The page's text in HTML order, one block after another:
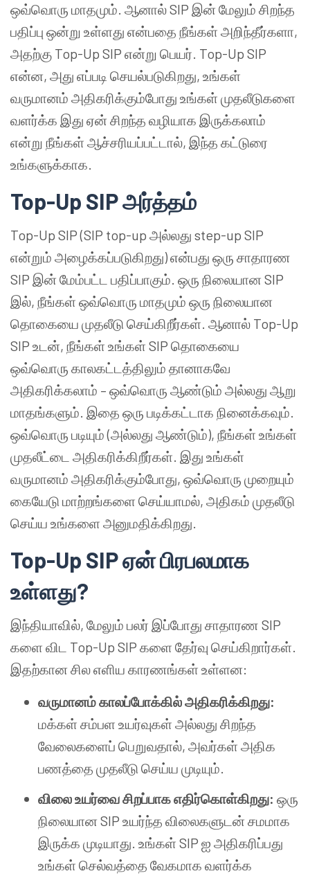
ஒவ்வொரு மாதமும். ஆனால் SIP இன் மேலும் சிறந்த
பதிப்பு ஒன்று உள்ளது என்பதை நீங்கள் அறிந்தீர்களா,
அதற்கு Top-Up SIP என்று பெயர். Top-Up SIP
என்ன, அது எப்படி செயல்படுகிறது, உங்கள்
வருமானம் அதிகரிக்கும்போது உங்கள் முதலீடுகளை
வளர்க்க இது ஏன் சிறந்த வழியாக இருக்கலாம்
என்று நீங்கள் ஆச்சரியப்பட்டால், இந்த கட்டுரை
உங்களுக்காக.
Top-Up SIP அர்த்தம்
Top-Up SIP (SIP top-up அல்லது step-up SIP
என்றும் அழைக்கப்படுகிறது) என்பது ஒரு சாதாரண
SIP இன் மேம்பட்ட பதிப்பாகும். ஒரு நிலையான SIP
இல், நீங்கள் ஒவ்வொரு மாதமும் ஒரு நிலையான
தொகையை முதலீடு செய்கிறீர்கள். ஆனால் Top-Up
SIP உடன், நீங்கள் உங்கள் SIP தொகையை
ஒவ்வொரு காலகட்டத்திலும் தானாகவே
அதிகரிக்கலாம் – ஒவ்வொரு ஆண்டும் அல்லது ஆறு
மாதங்களும். இதை ஒரு படிக்கட்டாக நினைக்கவும்.
ஒவ்வொரு படியும் (அல்லது ஆண்டும்), நீங்கள் உங்கள்
முதலீட்டை அதிகரிக்கிறீர்கள். இது உங்கள்
வருமானம் அதிகரிக்கும்போது, ஒவ்வொரு முறையும்
கையேடு மாற்றங்களை செய்யாமல், அதிகம் முதலீடு
செய்ய உங்களை அனுமதிக்கிறது.
Top-Up SIP ஏன் பிரபலமாக
உள்ளது?
இந்தியாவில், மேலும் பலர் இப்போது சாதாரண SIP
களை விட Top-Up SIP களை தேர்வு செய்கிறார்கள்.
இதற்கான சில எளிய காரணங்கள் உள்ளன:
வருமானம் காலப்போக்கில் அதிகரிக்கிறது:
மக்கள் சம்பள உயர்வுகள் அல்லது சிறந்த
வேலைகளைப் பெறுவதால், அவர்கள் அதிக
பணத்தை முதலீடு செய்ய முடியும்.
விலை உயர்வை சிறப்பாக எதிர்கொள்கிறது: ஒரு
நிலையான SIP உயர்ந்த விலைகளுடன் சமமாக
இருக்க முடியாது. உங்கள் SIP ஐ அதிகரிப்பது
உங்கள் செல்வத்தை வேகமாக வளர்க்க